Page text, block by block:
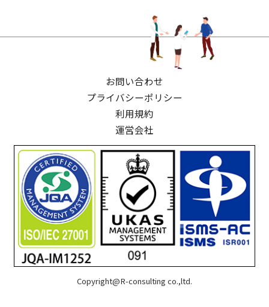
お問い合わせ
プライバシーポリシー
利用規約
運営会社
Copyright@R-consulting co.,ltd.